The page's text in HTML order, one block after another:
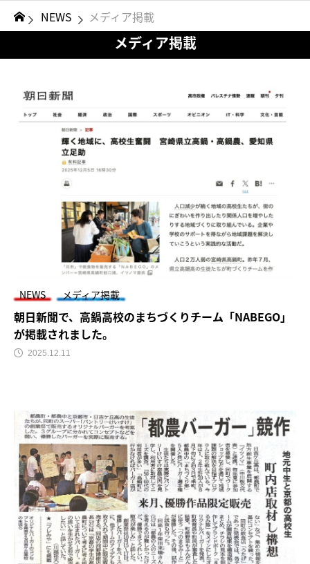
NEWS メディア掲載
メディア掲載
NEWS メディア掲載
朝日新聞で、高鍋高校のまちづくりチーム「NABEGO」
が掲載されました。
2025.12.11